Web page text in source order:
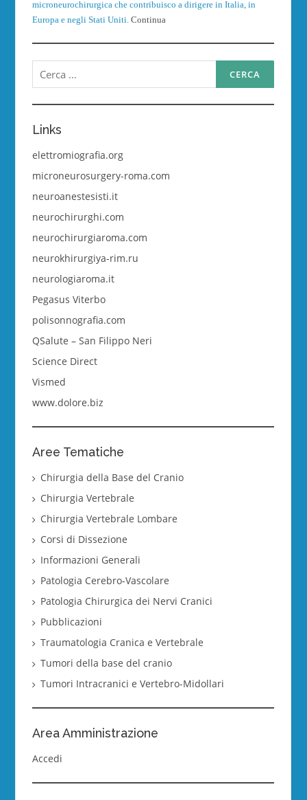
microneurochirurgica che contribuisco a dirigere in Italia, in
Europa e negli Stati Uniti. Continua
Ricerca
per:
Links
elettromiografia.org
microneurosurgery-roma.com
neuroanestesisti.it
neurochirurghi.com
neurochirurgiaroma.com
neurokhirurgiya-rim.ru
neurologiaroma.it
Pegasus Viterbo
polisonnografia.com
QSalute – San Filippo Neri
Science Direct
Vismed
www.dolore.biz
Aree Tematiche
Chirurgia della Base del Cranio
Chirurgia Vertebrale
Chirurgia Vertebrale Lombare
Corsi di Dissezione
Informazioni Generali
Patologia Cerebro-Vascolare
Patologia Chirurgica dei Nervi Cranici
Pubblicazioni
Traumatologia Cranica e Vertebrale
Tumori della base del cranio
Tumori Intracranici e Vertebro-Midollari
Area Amministrazione
Accedi